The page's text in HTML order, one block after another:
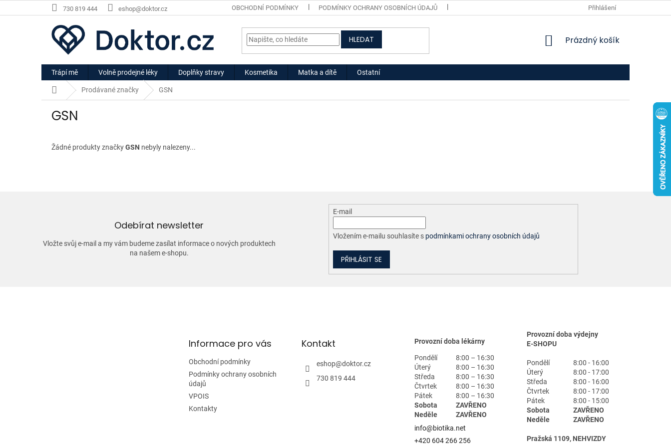
na
730 819 444 eshop@doktor.cz OBCHODNÍ PODMÍNKY PODMÍNKY OCHRANY OSOBNÍCH ÚDAJŮ Přihlášení
HLEDAT
NÁKUPNÍ
Prázdný košík
Trápí mě Volně prodejné léky Doplňky stravy Kosmetika Matka a dítě Ostatní
Domů Prodávané značky GSN
GSN
Žádné produkty značkyGSN nebyly nalezeny...
Odebírat newsletter
Vložte svůj e-mail a my vám budeme zasílat informace o nových produktech
na našem e-shopu.
E-mail
Vložením e-mailu souhlasíte s podmínkami ochrany osobních údajů
PŘIHLÁSIT SE
Informace pro vás
Obchodní podmínky
Podmínky ochrany osobních
údajů
VPOIS
Kontakty
Kontakt
eshop@doktor.cz
730 819 444
Provozní doba lékárny
Pondělí
8:00 – 16:30
Úterý
8:00 – 16:30
Středa
8:00 – 16:30
Čtvrtek
8:00 – 16:30
Pátek
8:00 – 16:30
Sobota
ZAVŘENO
Neděle
ZAVŘENO
info@biotika.net
+420 604 266 256
Provozní doba výdejny
E-SHOPU
Pondělí
8:00 - 16:00
Úterý
8:00 - 17:00
Středa
8:00 - 16:00
Čtvrtek
8:00 - 17:00
Pátek
8:00 - 15:00
Sobota
ZAVŘENO
Neděle
ZAVŘENO
Pražská 1109, NEHVIZDY